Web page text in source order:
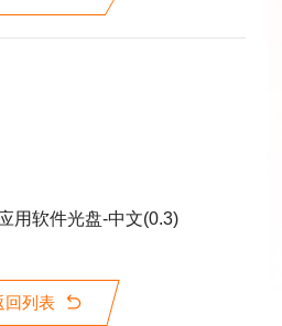
用软件光盘-中文(0.3)
回列表